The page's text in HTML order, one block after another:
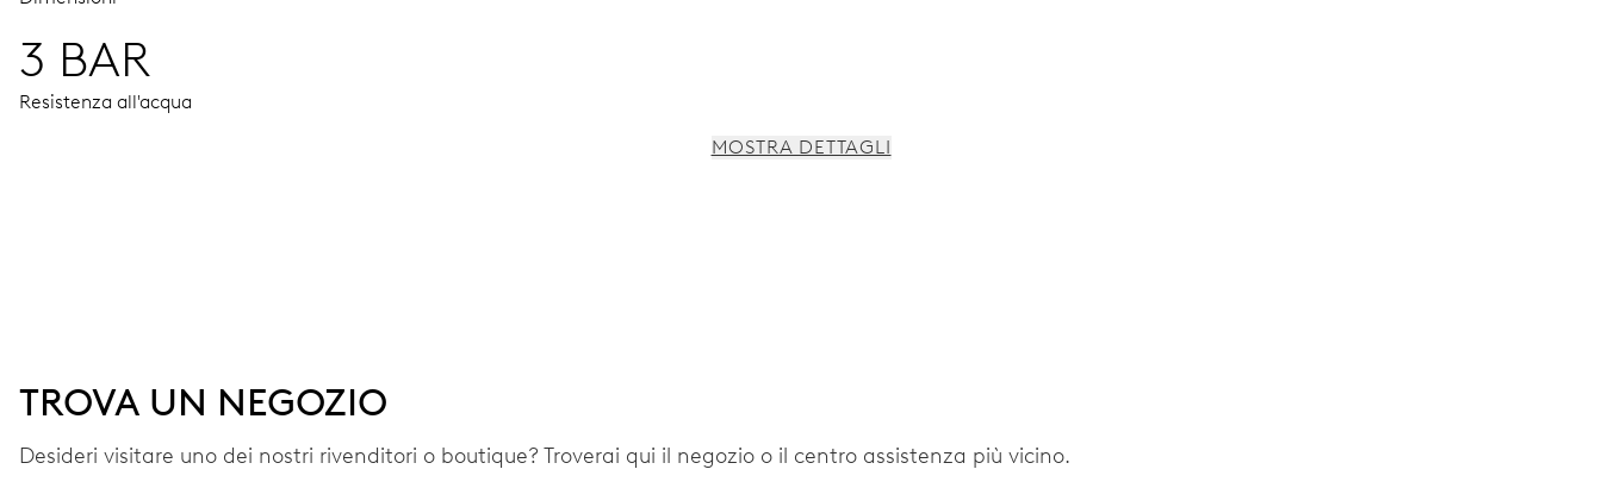
3 BAR
Resistenza all'acqua
Riserva di carica
CALIBRO
MOSTRA DETTAGLI
TROVA UN NEGOZIO
Desideri visitare uno dei nostri rivenditori o boutique? Troverai qui il negozio o il centro assistenza più vicino.